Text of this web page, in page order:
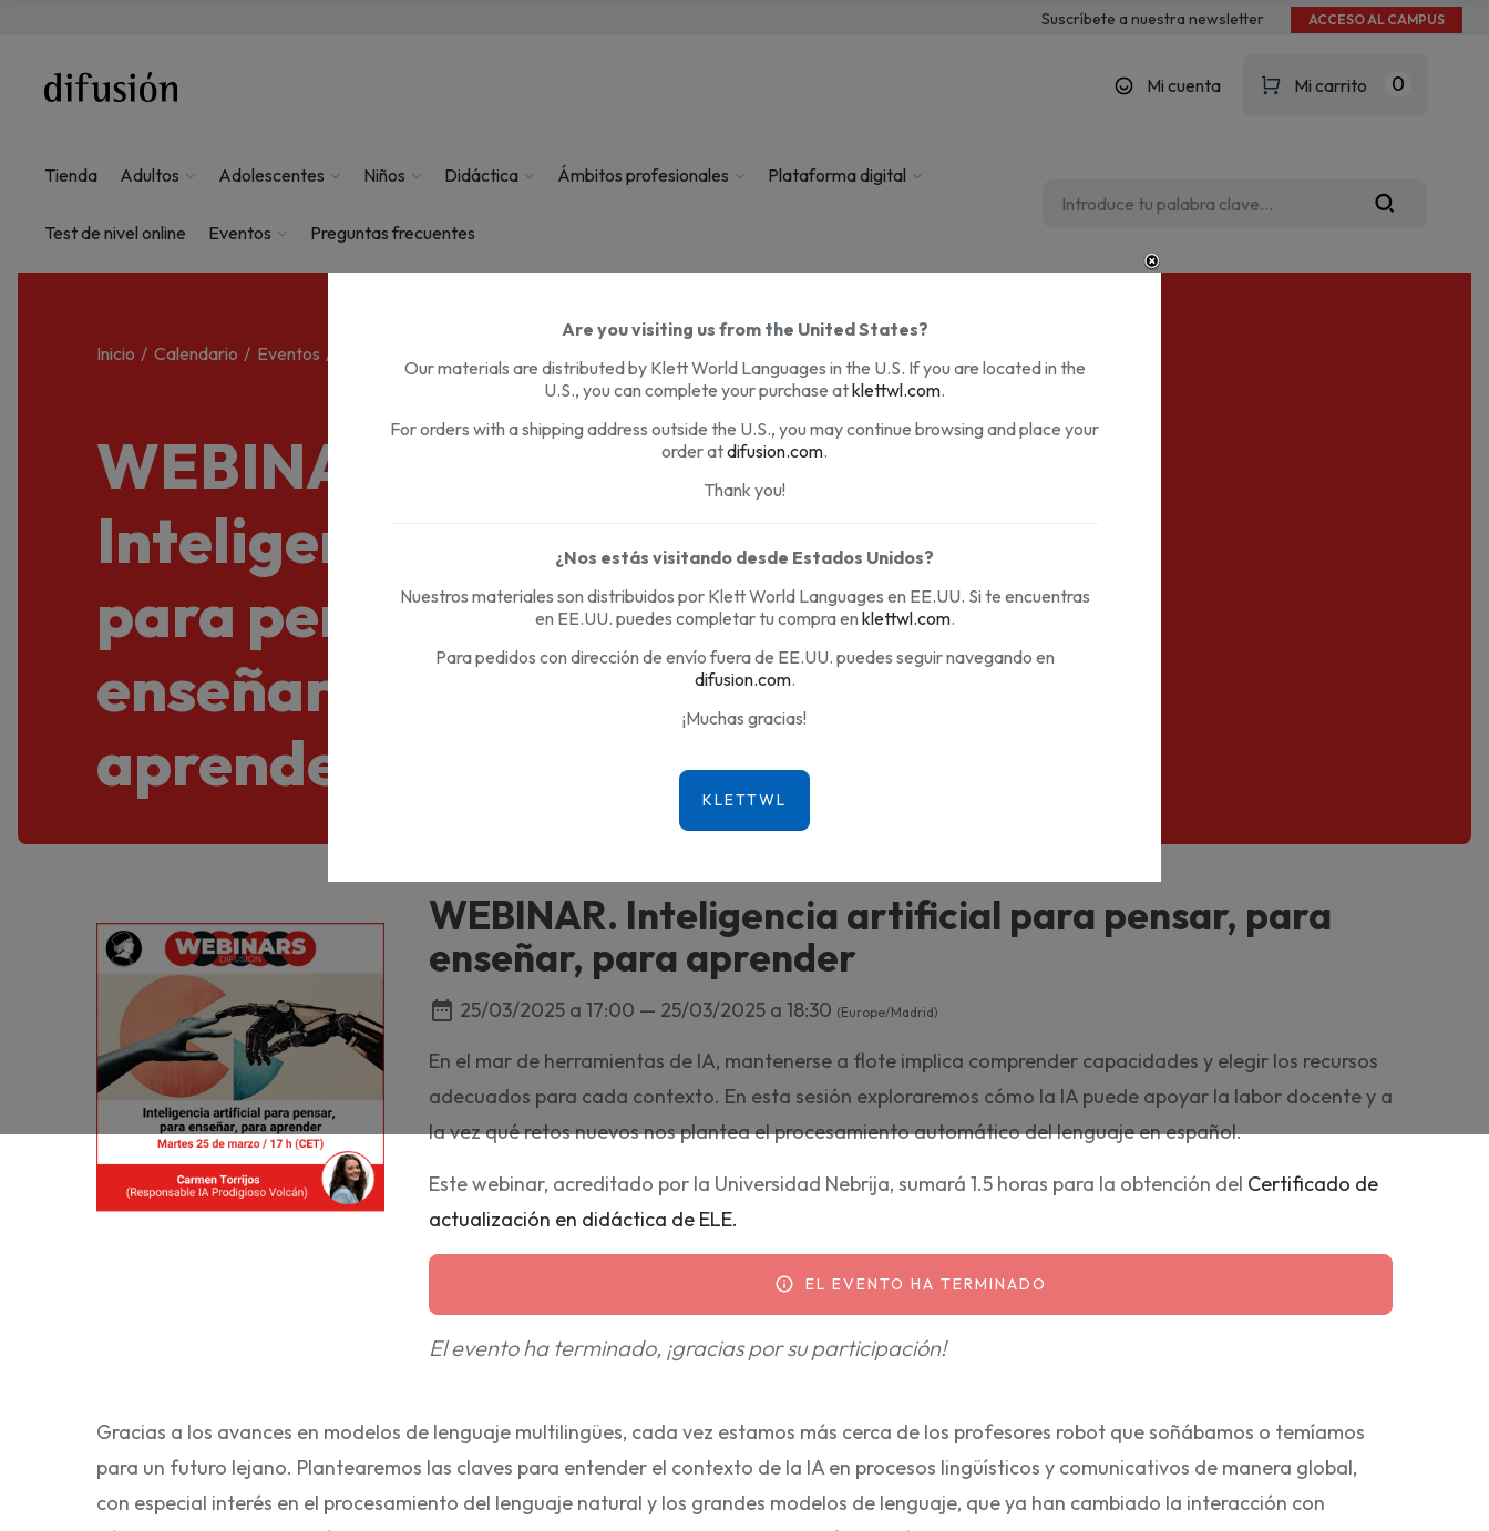
Suscríbete a nuestra newsletter ACCESO AL CAMPUS
Mi cuenta Mi carrito 0
Tienda Adultos Adolescentes Niños Didáctica Ámbitos profesionales Plataforma digital
Test de nivel online Eventos Preguntas frecuentes
Inicio Calendario Eventos
WEBINAR.
Inteligencia artificial
para pensar, para
enseñar, para
aprender
WEBINAR. Inteligencia artificial para pensar, para
enseñar, para aprender
date_range 25/03/2025 a 17:00 — 25/03/2025 a 18:30 (Europe/Madrid)
En el mar de herramientas de IA, mantenerse a flote implica comprender capacidades y elegir los recursos
adecuados para cada contexto. En esta sesión exploraremos cómo la IA puede apoyar la labor docente y a
la vez qué retos nuevos nos plantea el procesamiento automático del lenguaje en español.
Este webinar, acreditado por la Universidad Nebrija, sumará 1.5 horas para la obtención del Certificado de
actualización en didáctica de ELE.
info_outline EL EVENTO HA TERMINADO
El evento ha terminado, ¡gracias por su participación!
Gracias a los avances en modelos de lenguaje multilingües, cada vez estamos más cerca de los profesores robot que soñábamos o temíamos
para un futuro lejano. Plantearemos las claves para entender el contexto de la IA en procesos lingüísticos y comunicativos de manera global,
con especial interés en el procesamiento del lenguaje natural y los grandes modelos de lenguaje, que ya han cambiado la interacción con
Are you visiting us from the United States?
Our materials are distributed by Klett World Languages in the U.S. If you are located in the
U.S., you can complete your purchase atklettwl.com.
For orders with a shipping address outside the U.S., you may continue browsing and place your
order atdifusion.com.
Thank you!
¿Nos estás visitando desde Estados Unidos?
Nuestros materiales son distribuidos por Klett World Languages en EE.UU. Si te encuentras
en EE.UU. puedes completar tu compra en klettwl.com.
Para pedidos con dirección de envío fuera de EE.UU. puedes seguir navegando en
difusion.com.
¡Muchas gracias!